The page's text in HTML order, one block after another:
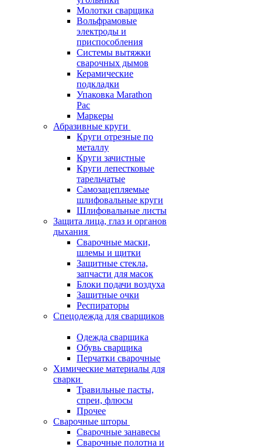
Молотки сварщика
Вольфрамовые
электроды и
приспособления
Системы вытяжки
сварочных дымов
Керамические
подкладки
Упаковка Marathon
Pac
Маркеры
Абразивные круги
Круги отрезные по
металлу
Круги зачистные
Круги лепестковые
тарельчатые
Самозацепляемые
шлифовальные круги
Шлифовальные листы
Защита лица, глаз и органов
дыхания
Сварочные маски,
шлемы и щитки
Защитные стекла,
запчасти для масок
Блоки подачи воздуха
Защитные очки
Респираторы
Спецодежда для сварщиков
Одежда сварщика
Обувь сварщика
Перчатки сварочные
Химические материалы для
сварки
Травильные пасты,
спреи, флюсы
Прочее
Сварочные шторы
Сварочные занавесы
Сварочные полотна и